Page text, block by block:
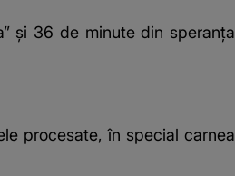
și 36 de minute din speranța
procesate, în special carnea